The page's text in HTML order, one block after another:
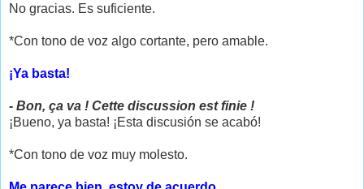
No gracias. Es suficiente.
*Con tono de voz algo cortante, pero amable.
¡Ya basta!
- Bon, ça va ! Cette discussion est finie !
¡Bueno, ya basta! ¡Esta discusión se acabó!
*Con tono de voz muy molesto.